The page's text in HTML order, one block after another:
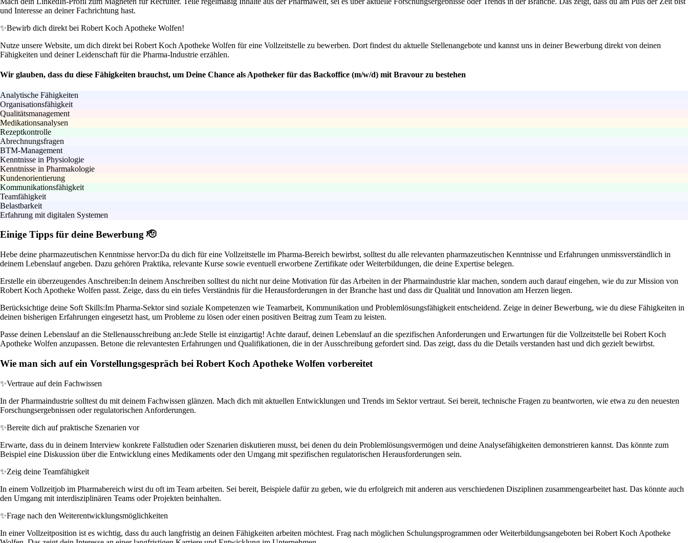
und Interesse an deiner Fachrichtung hast.
✨Bewirb dich direkt bei Robert Koch Apotheke Wolfen!
Nutze unsere Website, um dich direkt bei Robert Koch Apotheke Wolfen für eine Vollzeitstelle zu bewerben. Dort findest du aktuelle Stellenangebote und kannst uns in deiner Bewerbung direkt von deinen
Fähigkeiten und deiner Leidenschaft für die Pharma-Industrie erzählen.
Wir glauben, dass du diese Fähigkeiten brauchst, um Deine Chance als Apotheker für das Backoffice (m/w/d) mit Bravour zu bestehen
Analytische Fähigkeiten
Organisationsfähigkeit
Qualitätsmanagement
Medikationsanalysen
Rezeptkontrolle
Abrechnungsfragen
BTM-Management
Kenntnisse in Physiologie
Kenntnisse in Pharmakologie
Kundenorientierung
Kommunikationsfähigkeit
Teamfähigkeit
Belastbarkeit
Erfahrung mit digitalen Systemen
Einige Tipps für deine Bewerbung 🫡
Hebe deine pharmazeutischen Kenntnisse hervor:Da du dich für eine Vollzeitstelle im Pharma-Bereich bewirbst, solltest du alle relevanten pharmazeutischen Kenntnisse und Erfahrungen unmissverständlich in
deinem Lebenslauf angeben. Dazu gehören Praktika, relevante Kurse sowie eventuell erworbene Zertifikate oder Weiterbildungen, die deine Expertise belegen.
Erstelle ein überzeugendes Anschreiben:In deinem Anschreiben solltest du nicht nur deine Motivation für das Arbeiten in der Pharmaindustrie klar machen, sondern auch darauf eingehen, wie du zur Mission von
Robert Koch Apotheke Wolfen passt. Zeige, dass du ein tiefes Verständnis für die Herausforderungen in der Branche hast und dass dir Qualität und Innovation am Herzen liegen.
Berücksichtige deine Soft Skills:Im Pharma-Sektor sind soziale Kompetenzen wie Teamarbeit, Kommunikation und Problemlösungsfähigkeit entscheidend. Zeige in deiner Bewerbung, wie du diese Fähigkeiten in
deinen bisherigen Erfahrungen eingesetzt hast, um Probleme zu lösen oder einen positiven Beitrag zum Team zu leisten.
Passe deinen Lebenslauf an die Stellenausschreibung an:Jede Stelle ist einzigartig! Achte darauf, deinen Lebenslauf an die spezifischen Anforderungen und Erwartungen für die Vollzeitstelle bei Robert Koch
Apotheke Wolfen anzupassen. Betone die relevantesten Erfahrungen und Qualifikationen, die in der Ausschreibung gefordert sind. Das zeigt, dass du die Details verstanden hast und dich gezielt bewirbst.
Wie man sich auf ein Vorstellungsgespräch bei Robert Koch Apotheke Wolfen vorbereitet
✨Vertraue auf dein Fachwissen
In der Pharmaindustrie solltest du mit deinem Fachwissen glänzen. Mach dich mit aktuellen Entwicklungen und Trends im Sektor vertraut. Sei bereit, technische Fragen zu beantworten, wie etwa zu den neuesten
Forschungsergebnissen oder regulatorischen Anforderungen.
✨Bereite dich auf praktische Szenarien vor
Erwarte, dass du in deinem Interview konkrete Fallstudien oder Szenarien diskutieren musst, bei denen du dein Problemlösungsvermögen und deine Analysefähigkeiten demonstrieren kannst. Das könnte zum
Beispiel eine Diskussion über die Entwicklung eines Medikaments oder den Umgang mit spezifischen regulatorischen Herausforderungen sein.
✨Zeig deine Teamfähigkeit
In einem Vollzeitjob im Pharmabereich wirst du oft im Team arbeiten. Sei bereit, Beispiele dafür zu geben, wie du erfolgreich mit anderen aus verschiedenen Disziplinen zusammengearbeitet hast. Das könnte auch
den Umgang mit interdisziplinären Teams oder Projekten beinhalten.
✨Frage nach den Weiterentwicklungsmöglichkeiten
In einer Vollzeitposition ist es wichtig, dass du auch langfristig an deinen Fähigkeiten arbeiten möchtest. Frag nach möglichen Schulungsprogrammen oder Weiterbildungsangeboten bei Robert Koch Apotheke